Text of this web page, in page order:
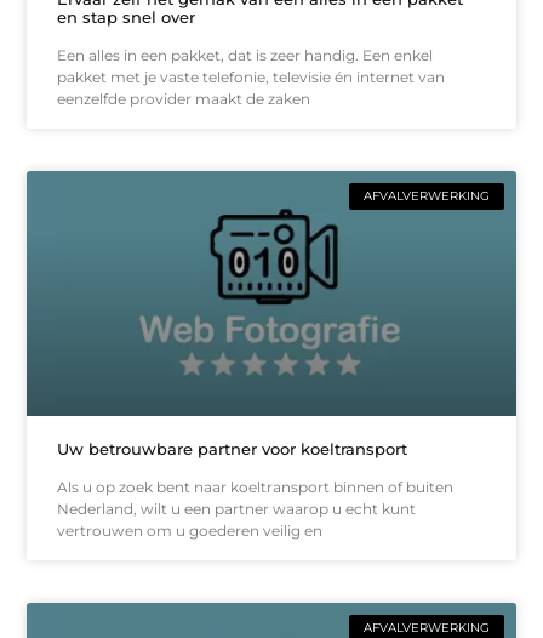
en stap snel over
Een alles in een pakket, dat is zeer handig. Een enkel
pakket met je vaste telefonie, televisie én internet van
eenzelfde provider maakt de zaken
AFVALVERWERKING
Uw betrouwbare partner voor koeltransport
Als u op zoek bent naar koeltransport binnen of buiten
Nederland, wilt u een partner waarop u echt kunt
vertrouwen om u goederen veilig en
AFVALVERWERKING